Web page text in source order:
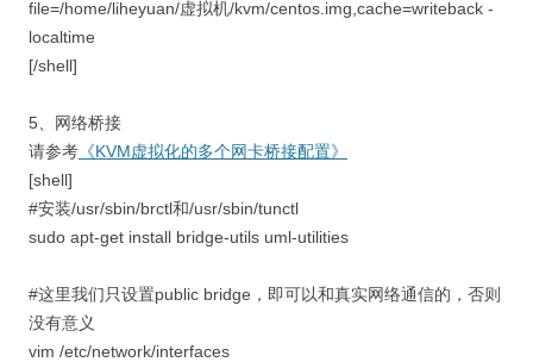
file=/home/liheyuan/虚拟机/kvm/centos.img,cache=writeback -
localtime
[/shell]
5、网络桥接
请参考 《KVM虚拟化的多个网卡桥接配置》
[shell]
#安装/usr/sbin/brctl和/usr/sbin/tunctl
sudo apt-get install bridge-utils uml-utilities
#这里我们只设置public bridge，即可以和真实网络通信的，否则
没有意义
vim /etc/network/interfaces